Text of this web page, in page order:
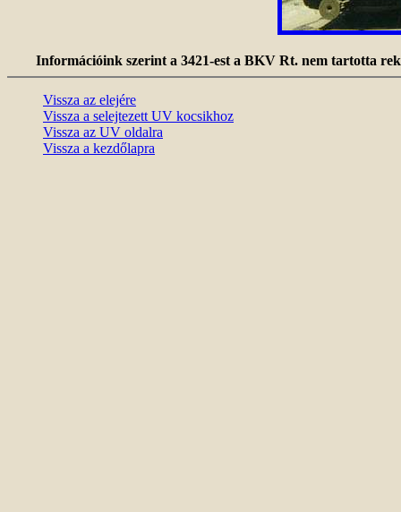
Információink szerint a 3421-est a BKV Rt. nem tartotta
Vissza az elejére
Vissza a selejtezett UV kocsikhoz
Vissza az UV oldalra
Vissza a kezdőlapra